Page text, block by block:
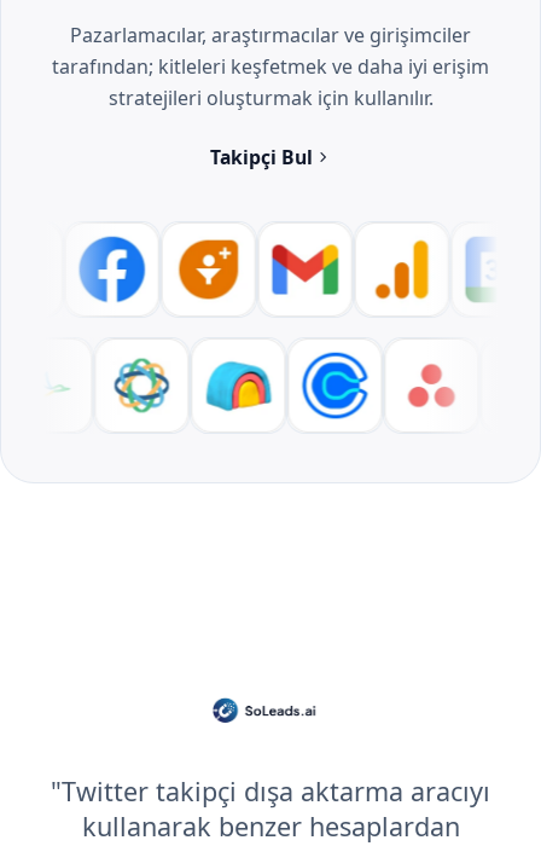
Pazarlamacılar, araştırmacılar ve girişimciler
tarafından; kitleleri keşfetmek ve daha iyi erişim
stratejileri oluşturmak için kullanılır.
Takipçi Bul
"Twitter takipçi dışa aktarma aracıyı
kullanarak benzer hesaplardan